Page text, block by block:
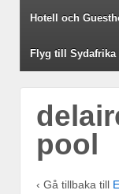
Hotell och
Flyg till Sydafrika
pool
‹ Gå tillbaka till